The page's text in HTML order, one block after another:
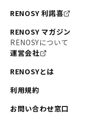
RENOSY 利諾喜
RENOSY マガジン
RENOSYについて
運営会社
RENOSYとは
利用規約
お問い合わせ窓口